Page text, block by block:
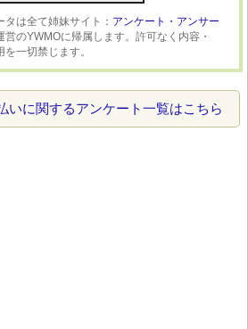
は全て姉妹サイト： アンケート・アンサー
営のYWMOに帰属します。許可なく内容・
一切禁じます。
いに関するアンケート一覧はこちら